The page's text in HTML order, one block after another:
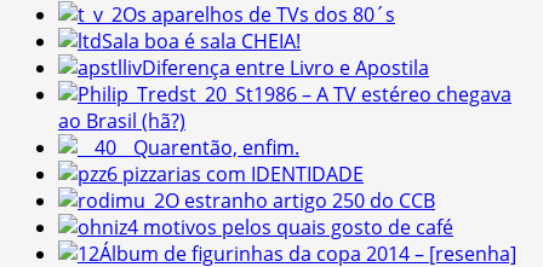
Os aparelhos de TVs dos 80´s
Sala boa é sala CHEIA!
Diferença entre Livro e Apostila
1986 – A TV estéreo chegava
ao Brasil (hã?)
Quarentão, enfim.
6 pizzarias com IDENTIDADE
O estranho artigo 250 do CCB
4 motivos pelos quais gosto de café
Álbum de figurinhas da copa 2014 – [resenha]